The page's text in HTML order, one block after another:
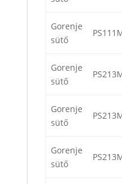
Gorenje
sütő
Gorenje
sütő
Gorenje
sütő
Gorenje
sütő